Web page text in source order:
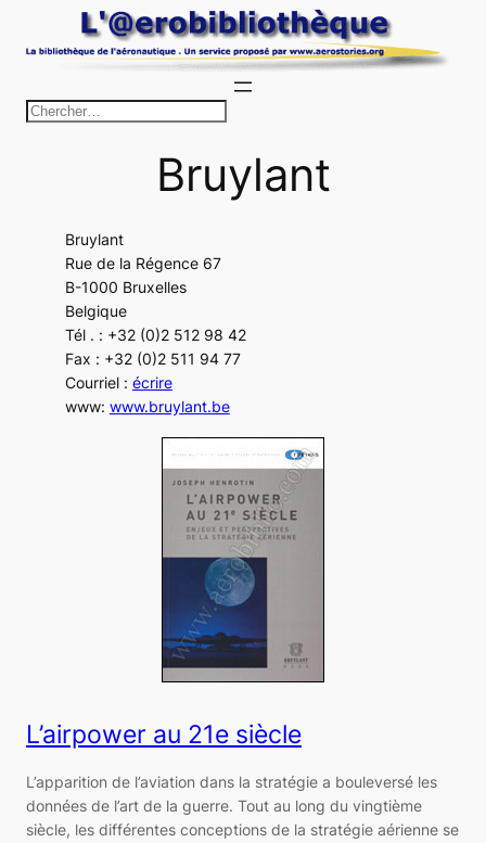
au
c
h
e
Bruylant
Bruylant
Rue de la Régence 67
B-1000 Bruxelles
Belgique
Tél . : +32 (0)2 512 98 42
Fax : +32 (0)2 511 94 77
Courriel : écrire
www: www.bruylant.be
L’airpower au 21e siècle
L’apparition de l’aviation dans la stratégie a bouleversé les
données de l’art de la guerre. Tout au long du vingtième
siècle, les différentes conceptions de la stratégie aérienne se